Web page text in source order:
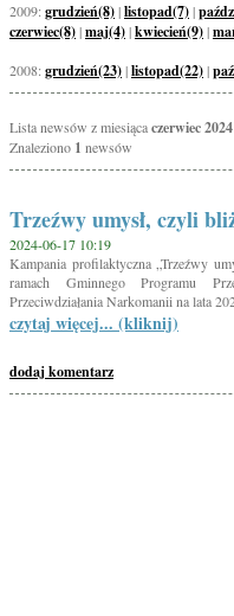
2009:grudzień(8)|listopad(7)|
czerwiec(8)|maj(4)|kwiecień(9)|
2008:grudzień(23)|listopad(22)|
Lista newsów z miesiącaczerwiec 2024
Znaleziono 1 newsów
Trzeźwy umysł, czyli
2024-06-17 10:19
Kampania profilaktyczna „Trzeźwy
ramach Gminnego Programu
Przeciwdziałania Narkomanii na lata
czytaj więcej... (kliknij)
dodaj komentarz